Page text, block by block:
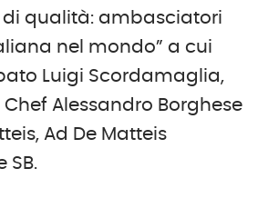
di qualità: ambasciatori
nel mondo” a cui
Luigi Scordamaglia,
Alessandro Borghese
Ad De Matteis
SB.